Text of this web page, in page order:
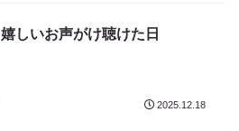
嬉しいお声がけ聴けた日
2025.12.18